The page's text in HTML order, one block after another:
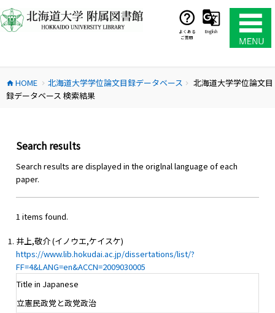
ン
テ
ス
キ
よくある
ご質問
English
home HOME chevron_right 北海道大学学位論文目録データベース chevron_right
北海道大学学位論文目
録データベース 検索結果
Search results
Search results are displayed in the origlnal language of each
paper.
1 items found.
井上,敬介 (イノウエ,ケイスケ)
https://www.lib.hokudai.ac.jp/dissertations/list/?
FF=4&LANG=en&ACCN=2009030005
Title in Japanese
立憲民政党と政党政治